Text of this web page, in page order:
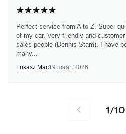
Perfect service from A to Z. Super
of my car. Very friendly and customer
sales people (Dennis Stam). I have
many...
Lukasz Mac19 maart 2026
1/10